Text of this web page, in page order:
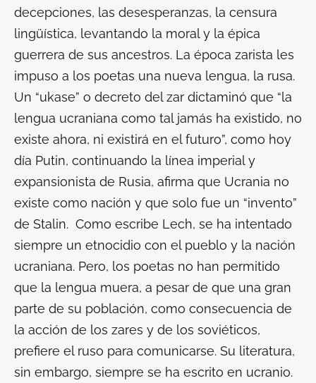
decepciones, las desesperanzas, la censura
lingüística, levantando la moral y la épica
guerrera de sus ancestros. La época zarista les
impuso a los poetas una nueva lengua, la rusa.
Un “ukase” o decreto del zar dictaminó que “la
lengua ucraniana como tal jamás ha existido, no
existe ahora, ni existirá en el futuro”, como hoy
día Putin, continuando la línea imperial y
expansionista de Rusia, afirma que Ucrania no
existe como nación y que solo fue un “invento”
de Stalin. Como escribe Lech, se ha intentado
siempre un etnocidio con el pueblo y la nación
ucraniana. Pero, los poetas no han permitido
que la lengua muera, a pesar de que una gran
parte de su población, como consecuencia de
la acción de los zares y de los soviéticos,
prefiere el ruso para comunicarse. Su literatura,
sin embargo, siempre se ha escrito en ucranio.